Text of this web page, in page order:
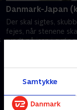
Samtykke
Danmark-Japan
Der skal sigtes,
fejes, når stenene
rundt på isen i
Andre så også